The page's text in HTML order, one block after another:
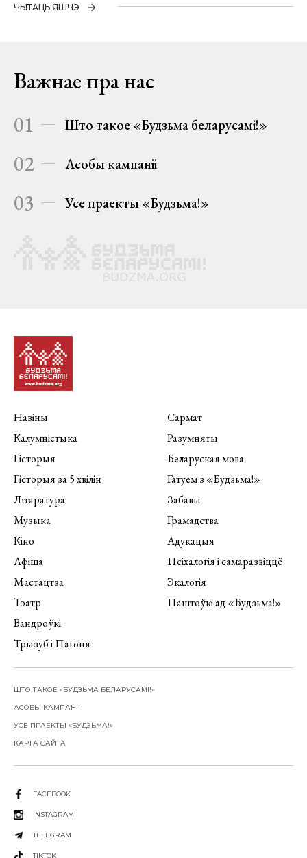
ЧЫТАЦЬ ЯШЧЭ
Важнае пра нас
01 Што такое «Будзьма беларусамі!»
02 Асобы кампаніі
03 Усе праекты «Будзьма!»
Навіны
Калумністыка
Гісторыя
Гісторыя за 5 хвілін
Літаратура
Музыка
Кіно
Афіша
Мастацтва
Тэатр
Вандроўкі
Трызуб і Пагоня
Сармат
Разумняты
Беларуская мова
Гатуем з «Будзьма!»
Забавы
Грамадства
Адукацыя
Псіхалогія і самаразвіццё
Экалогія
Паштоўкі ад «Будзьма!»
ШТО ТАКОЕ «БУДЗЬМА БЕЛАРУСАМІ!»
АСОБЫ КАМПАНІІ
УСЕ ПРАЕКТЫ «БУДЗЬМА!»
КАРТА САЙТА
FACEBOOK
INSTAGRAM
TELEGRAM
TIKTOK